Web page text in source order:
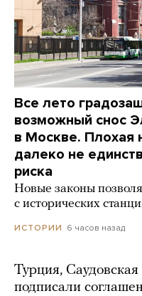
Все лето
возможный снос
в Москве. Плохая
далеко не
риска
Новые законы
с исторических
ИСТОРИИ 6 часов назад
Турция,
подписали